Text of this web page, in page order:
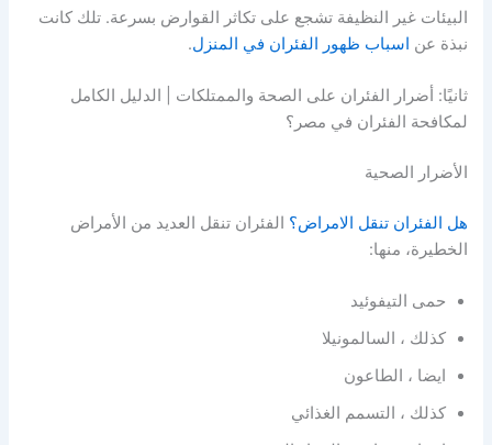
البيئات غير النظيفة تشجع على تكاثر القوارض بسرعة. تلك كانت
نبذة عن اسباب ظهور الفئران في المنزل.
ثانيًا: أضرار الفئران على الصحة والممتلكات | الدليل الكامل
لمكافحة الفئران في مصر؟
الأضرار الصحية
هل الفئران تنقل الامراض؟ الفئران تنقل العديد من الأمراض
الخطيرة، منها:
حمى التيفوئيد
كذلك ، السالمونيلا
ايضا ، الطاعون
كذلك ، التسمم الغذائي